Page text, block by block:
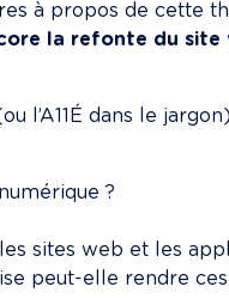
à propos de cette
la refonte du site
l’A11É dans le
?
sites web et les
peut-elle rendre ces